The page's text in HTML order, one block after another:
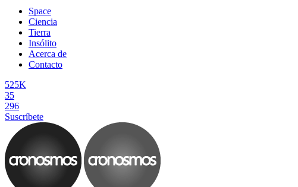
Space
Ciencia
Tierra
Insólito
Acerca de
Contacto
525K
35
296
Suscríbete